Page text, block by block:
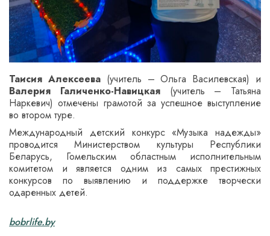
Таисия Алексеева(учитель – Ольга Василевская) и
Валерия Галиченко-Навицкая(учитель – Татьяна
Наркевич) отмечены грамотой за успешное выступление
во втором туре.
Международный детский конкурс «Музыка надежды»
проводится Министерством культуры Республики
Беларусь, Гомельским областным исполнительным
комитетом и является одним из самых престижных
конкурсов по выявлению и поддержке творчески
одаренных детей.
bobrlife.by